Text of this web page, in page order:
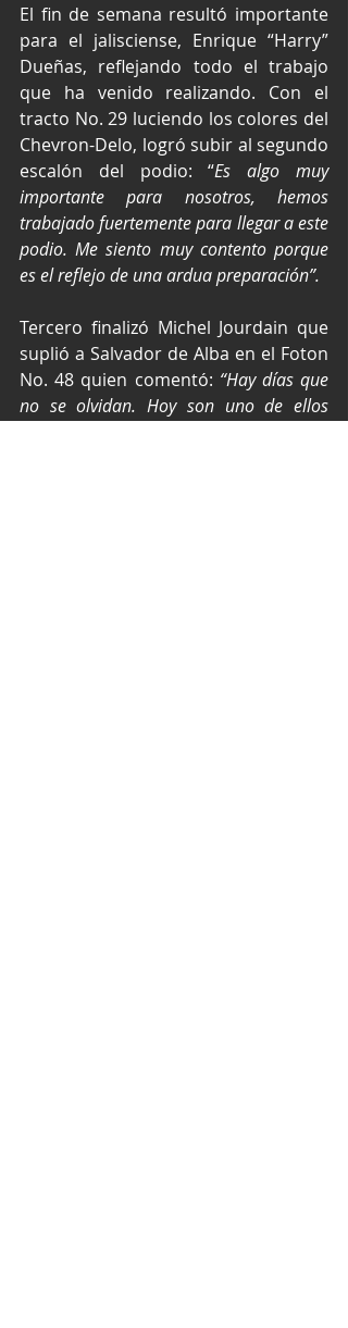
El fin de semana resultó importante
para el jalisciense, Enrique “Harry”
Dueñas, reflejando todo el trabajo
que ha venido realizando. Con el
tracto No. 29 luciendo los colores del
Chevron-Delo, logró subir al segundo
escalón del podio: “Es algo muy
importante para nosotros, hemos
trabajado fuertemente para llegar a este
podio. Me siento muy contento porque
es el reflejo de una ardua preparación”.
Tercero finalizó Michel Jourdain que
suplió a Salvador de Alba en el Foton
No. 48 quien comentó: “Hay días que
no se olvidan. Hoy son uno de ellos